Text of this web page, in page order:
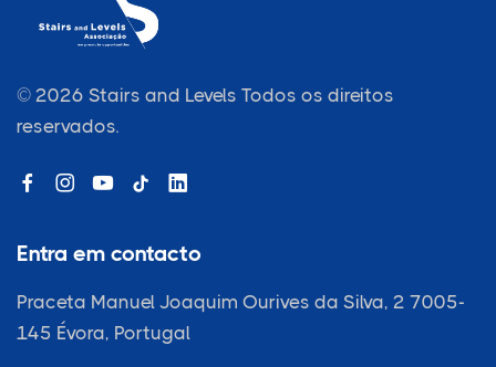
© 2026 Stairs and Levels Todos os direitos
reservados.
Entra em contacto
Praceta Manuel Joaquim Ourives da Silva, 2 7005-
145 Évora, Portugal